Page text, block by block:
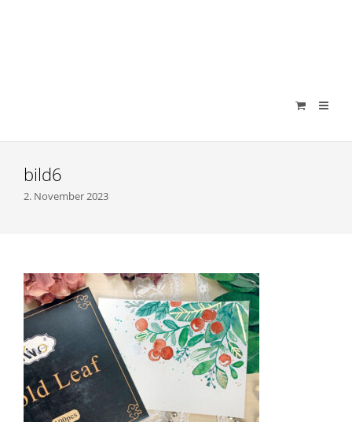
bild6
2. November 2023